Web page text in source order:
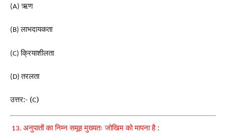
(A)ऋण
(B)लाभदायकता
(C)क्रियाशीलता
(D)तरलता
उत्तर:- (C)
13. अनुपातों का निम्न समूह मुख्यतः जोखिम को मापना है :